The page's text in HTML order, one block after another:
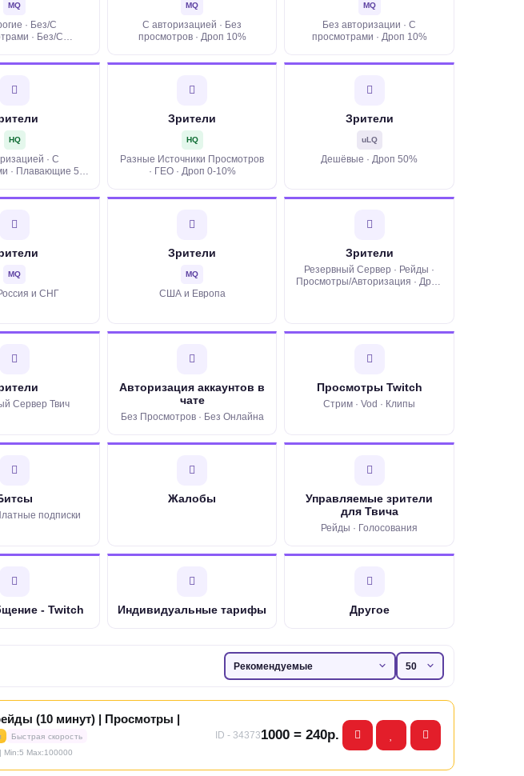
MQ
· Без/С
· Без/С
· ГЕО
MQ
С авторизацией · Без
просмотров · Дроп 10%
MQ
Без авторизации · C
просмотрами · Дроп 10%
HQ
· С
· Плавающие 5-
Зрители
HQ
Разные Источники Просмотров
· ГЕО · Дроп 0-10%
Зрители
uLQ
Дешёвые · Дроп 50%
MQ
и СНГ
Зрители
MQ
США и Европа
Зрители
Резервный Сервер · Рейды ·
Просмотры/Авторизация · Дроп
Сервер Твич
Авторизация аккаунтов в
чате
Без Просмотров · Без Онлайна
Просмотры Twitch
Стрим · Vod · Клипы
подписки
Жалобы
Управляемые зрители
для Твича
Рейды · Голосования
- Twitch Индивидуальные тарифы Другое
(10 минут) | Просмотры |
Быстрая скорость
| Min:5 Max:100000
ID - 343731000 = 240р.